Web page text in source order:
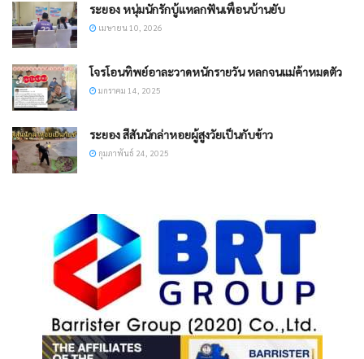
ระยอง หนุ่มนักรักบู้แหลกฟันเพื่อนบ้านยับ
เมษายน 10, 2026
โจรโอนทิพย์อาละวาดหนักรายวัน หลกจนแม่ค้าหมดตัว
มกราคม 14, 2025
ระยอง สีสันนักล่าหอยผู้สูงวัยเป็นกับข้าว
กุมภาพันธ์ 24, 2025